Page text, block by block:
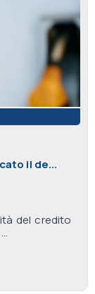
il de...
del credito